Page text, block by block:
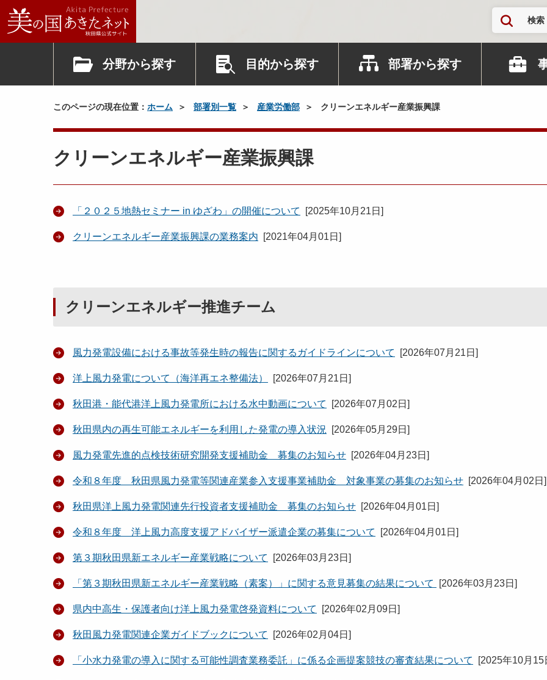
検索
分野から探す 目的から探す 部署から探す
このページの現在位置： ホーム 部署別一覧 産業労働部 クリーンエネルギー産業振興課
クリーンエネルギー産業振興課
「２０２５地熱セミナー in ゆざわ」の開催について [2025年10月21日 ]
クリーンエネルギー産業振興課の業務案内 [2021年04月01日 ]
クリーンエネルギー推進チーム
風力発電設備における事故等発生時の報告に関するガイドラインについて [2026年07月21日 ]
洋上風力発電について（海洋再エネ整備法） [2026年07月21日 ]
秋田港・能代港洋上風力発電所における水中動画について [2026年07月02日 ]
秋田県内の再生可能エネルギーを利用した発電の導入状況 [2026年05月29日 ]
風力発電先進的点検技術研究開発支援補助金 募集のお知らせ [2026年04月23日 ]
令和８年度 秋田県風力発電等関連産業参入支援事業補助金 対象事業の募集のお知らせ [2026年04月02日 ]
秋田県洋上風力発電関連先行投資者支援補助金 募集のお知らせ [2026年04月01日 ]
令和８年度 洋上風力高度支援アドバイザー派遣企業の募集について [2026年04月01日 ]
第３期秋田県新エネルギー産業戦略について [2026年03月23日 ]
「第３期秋田県新エネルギー産業戦略（素案）」に関する意見募集の結果について [2026年03月23日 ]
県内中高生・保護者向け洋上風力発電啓発資料について [2026年02月09日 ]
秋田風力発電関連企業ガイドブックについて [2026年02月04日 ]
「小水力発電の導入に関する可能性調査業務委託」に係る企画提案競技の審査結果について [2025年10月15